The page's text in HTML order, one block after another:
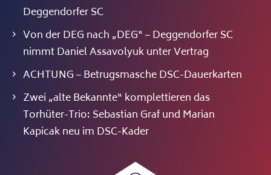
Deggendorfer SC
Von der DEG nach „DEG“ – Deggendorfer SC
nimmt Daniel Assavolyuk unter Vertrag
ACHTUNG – Betrugsmasche DSC-Dauerkarten
Zwei „alte Bekannte“ komplettieren das
Torhüter-Trio: Sebastian Graf und Marian
Kapicak neu im DSC-Kader